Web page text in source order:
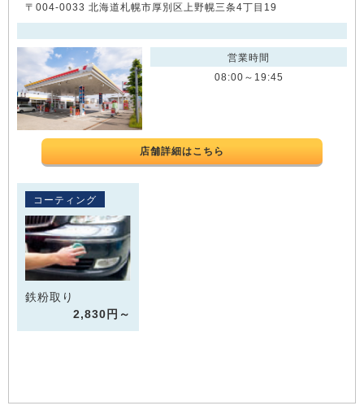
〒004-0033 北海道札幌市厚別区上野幌三条4丁目19
営業時間
08:00～19:45
店舗詳細はこちら
コーティング
鉄粉取り
2,830円～